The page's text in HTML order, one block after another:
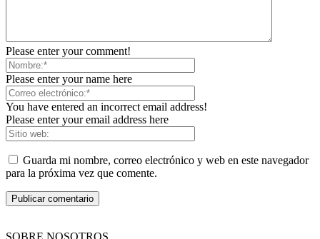
Please enter your comment!
Please enter your name here
You have entered an incorrect email address!
Please enter your email address here
Guarda mi nombre, correo electrónico y web en este navegador
para la próxima vez que comente.
SOBRE NOSOTROS